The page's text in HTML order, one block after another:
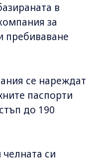
в
за
пребиваване
се нареждат
паспорти
до 190
си